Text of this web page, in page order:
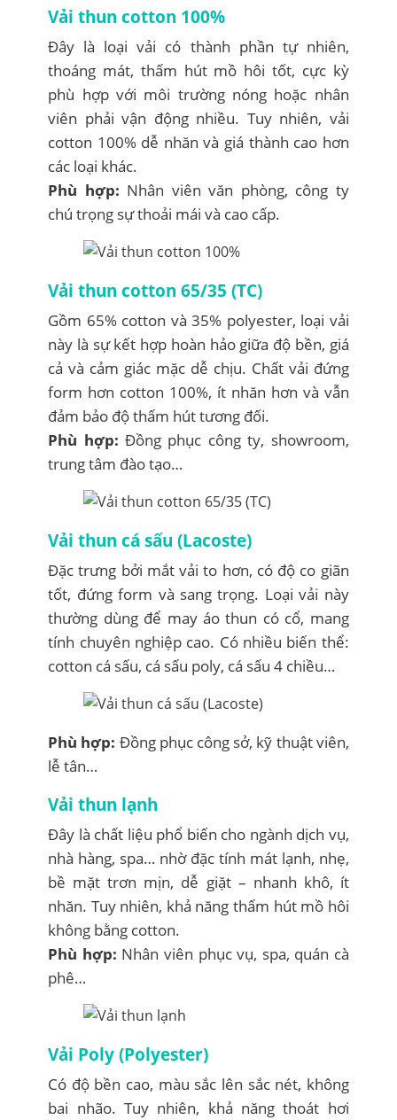
Vải thun cotton 100%
Đây là loại vải có thành phần tự nhiên,
thoáng mát, thấm hút mồ hôi tốt, cực kỳ
phù hợp với môi trường nóng hoặc nhân
viên phải vận động nhiều. Tuy nhiên, vải
cotton 100% dễ nhăn và giá thành cao hơn
các loại khác.
Phù hợp: Nhân viên văn phòng, công ty
chú trọng sự thoải mái và cao cấp.
Vải thun cotton 65/35 (TC)
Gồm 65% cotton và 35% polyester, loại vải
này là sự kết hợp hoàn hảo giữa độ bền, giá
cả và cảm giác mặc dễ chịu. Chất vải đứng
form hơn cotton 100%, ít nhăn hơn và vẫn
đảm bảo độ thấm hút tương đối.
Phù hợp: Đồng phục công ty, showroom,
trung tâm đào tạo…
Vải thun cá sấu (Lacoste)
Đặc trưng bởi mắt vải to hơn, có độ co giãn
tốt, đứng form và sang trọng. Loại vải này
thường dùng để may áo thun có cổ, mang
tính chuyên nghiệp cao. Có nhiều biến thể:
cotton cá sấu, cá sấu poly, cá sấu 4 chiều…
Phù hợp: Đồng phục công sở, kỹ thuật viên,
lễ tân…
Vải thun lạnh
Đây là chất liệu phổ biến cho ngành dịch vụ,
nhà hàng, spa… nhờ đặc tính mát lạnh, nhẹ,
bề mặt trơn mịn, dễ giặt – nhanh khô, ít
nhăn. Tuy nhiên, khả năng thấm hút mồ hôi
không bằng cotton.
Phù hợp: Nhân viên phục vụ, spa, quán cà
phê…
Vải Poly (Polyester)
Có độ bền cao, màu sắc lên sắc nét, không
bai nhão. Tuy nhiên, khả năng thoát hơi